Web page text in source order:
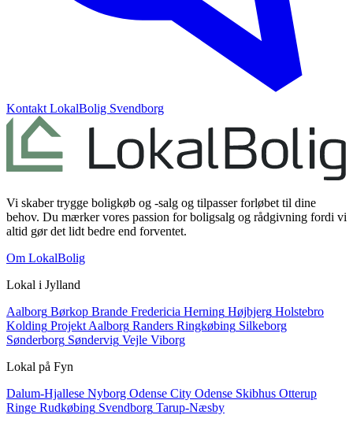
Kontakt LokalBolig Svendborg
Vi skaber trygge boligkøb og -salg og tilpasser forløbet til dine
behov. Du mærker vores passion for boligsalg og rådgivning fordi vi
altid gør det lidt bedre end forventet.
Om LokalBolig
Lokal i Jylland
Aalborg Børkop Brande Fredericia Herning Højbjerg Holstebro
Kolding Projekt Aalborg Randers Ringkøbing Silkeborg
Sønderborg Søndervig Vejle Viborg
Lokal på Fyn
Dalum-Hjallese Nyborg Odense City Odense Skibhus Otterup
Ringe Rudkøbing Svendborg Tarup-Næsby